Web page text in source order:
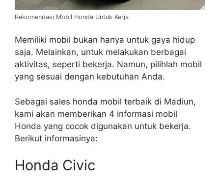
Rekomendasi Mobil Honda Untuk Kerja
Memiliki mobil bukan hanya untuk gaya hidup
saja. Melainkan, untuk melakukan berbagai
aktivitas, seperti bekerja. Namun, pilihlah mobil
yang sesuai dengan kebutuhan Anda.
Sebagai sales honda mobil terbaik di Madiun,
kami akan memberikan 4 informasi mobil
Honda yang cocok digunakan untuk bekerja.
Berikut informasinya:
Honda Civic